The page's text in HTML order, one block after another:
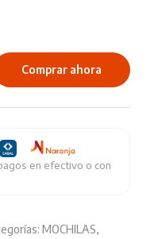
Comprar ahora
MOCHILAS,
en efectivo o con